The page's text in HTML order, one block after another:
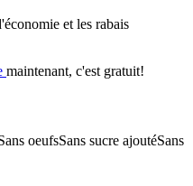
et les rabais
maintenant, c'est gratuit!
oeufsSans sucre ajoutéSans